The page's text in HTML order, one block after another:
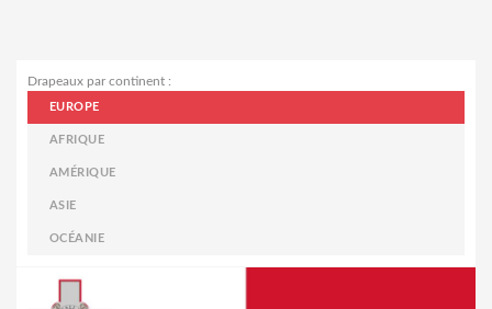
Drapeaux par continent :
EUROPE
AFRIQUE
AMÉRIQUE
ASIE
OCÉANIE